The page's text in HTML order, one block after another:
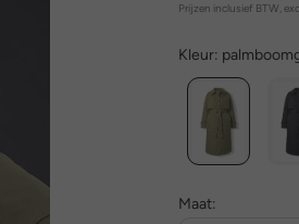
Prijzen inclusief BTW, excl.
Kleur:
Maat: